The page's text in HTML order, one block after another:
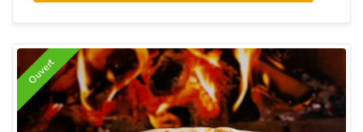
Ouvert